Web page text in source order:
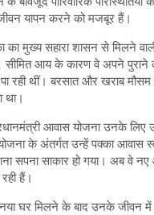
यापन करने को मजबूर हैं।
का मुख्य सहारा शासन से मिलने
सीमित आय के कारण वे अपने पुराने
रही थीं। बरसात और खराब मौसम
था।
आवास योजना उनके लिए
के अंतर्गत उन्हें पक्का आवास
सपना साकार हो गया। अब वे
हैं।
नया घर मिलने के बाद उनके जीवन